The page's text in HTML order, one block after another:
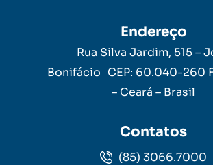
Endereço
Rua Silva Jardim, 515 –
Bonifácio CEP: 60.040-260
– Ceará – Brasil
Contatos
(85) 3066.7000